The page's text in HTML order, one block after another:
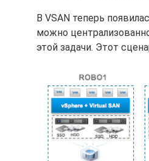
В VSAN теперь
можно
этой задачи. Этот